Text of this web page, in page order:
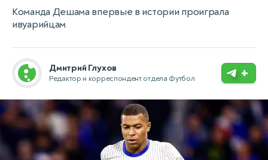
Команда Дешама впервые в истории проиграла
ивуарийцам
Дмитрий Глухов
Редактор и корреспондент отдела Футбол +